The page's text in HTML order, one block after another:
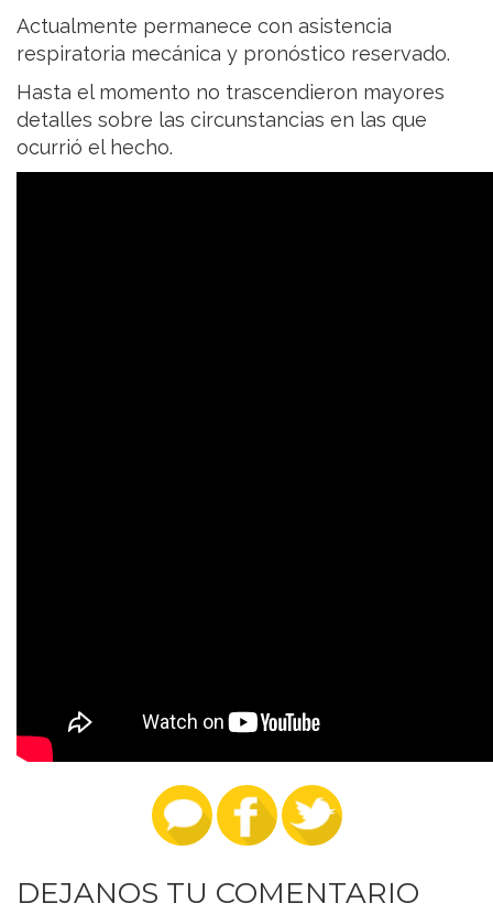
Actualmente permanece con asistencia
respiratoria mecánica y pronóstico reservado.
Hasta el momento no trascendieron mayores
detalles sobre las circunstancias en las que
ocurrió el hecho.
DEJANOS TU COMENTARIO